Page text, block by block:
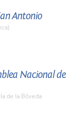
Antonio
Nacional de
de la Bóveda